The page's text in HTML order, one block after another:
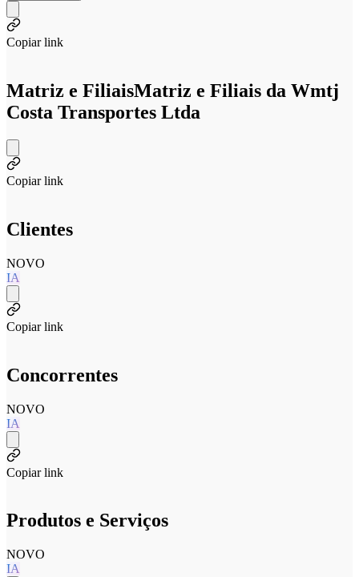
Copiar link
Matriz e FiliaisMatriz e Filiais da Wmtj
Costa Transportes Ltda
Copiar link
Clientes
NOVO
IA
Copiar link
Concorrentes
NOVO
IA
Copiar link
Produtos e Serviços
NOVO
IA